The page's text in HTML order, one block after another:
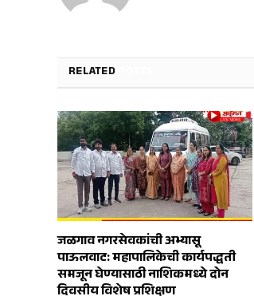
RELATED
जळगाव नगरसेवकांची अभ्यासू
पाऊलवाट: महापालिकेची कार्यपद्धती
समजून घेण्यासाठी नाशिकमध्ये दोन
दिवसीय विशेष प्रशिक्षण